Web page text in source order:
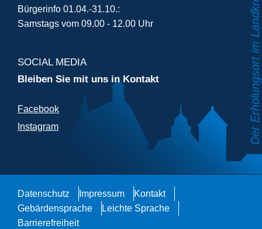
Bürgerinfo 01.04.-31.10.:
Samstags vom 09.00 - 12.00 Uhr
SOCIAL MEDIA
Bleiben Sie mit uns in Kontakt
Facebook
Instagram
Datenschutz Impressum
Kontakt
Gebärdensprache
Leichte Sprache
Barrierefreiheit